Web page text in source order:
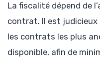
La fiscalité dépend de
contrat. Il est judicieux
les contrats les plus
disponible, afin de